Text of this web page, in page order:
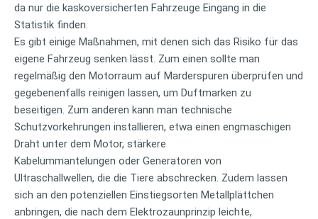
da nur die kaskoversicherten Fahrzeuge Eingang in die
Statistik finden.
Es gibt einige Maßnahmen, mit denen sich das Risiko für das
eigene Fahrzeug senken lässt. Zum einen sollte man
regelmäßig den Motorraum auf Marderspuren überprüfen und
gegebenenfalls reinigen lassen, um Duftmarken zu
beseitigen. Zum anderen kann man technische
Schutzvorkehrungen installieren, etwa einen engmaschigen
Draht unter dem Motor, stärkere
Kabelummantelungen oder Generatoren von
Ultraschallwellen, die die Tiere abschrecken. Zudem lassen
sich an den potenziellen Einstiegsorten Metallplättchen
anbringen, die nach dem Elektrozaunprinzip leichte,